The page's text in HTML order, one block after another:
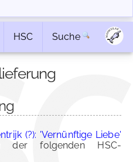
HSC Suche
(?): 'Vernünftige Liebe'
der folgenden HSC-